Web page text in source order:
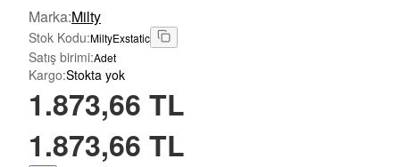
Marka:Milty
Stok Kodu:MiltyExstatic
Satış birimi:Adet
Kargo:Stokta yok
1.873,66 TL
1.873,66 TL